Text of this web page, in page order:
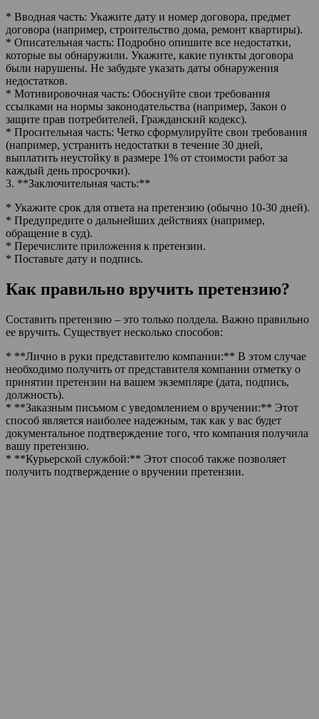
* Вводная часть: Укажите дату и номер договора, предмет
договора (например, строительство дома, ремонт квартиры).
* Описательная часть: Подробно опишите все недостатки,
которые вы обнаружили. Укажите, какие пункты договора
были нарушены. Не забудьте указать даты обнаружения
недостатков.
* Мотивировочная часть: Обоснуйте свои требования
ссылками на нормы законодательства (например, Закон о
защите прав потребителей, Гражданский кодекс).
* Просительная часть: Четко сформулируйте свои требования
(например, устранить недостатки в течение 30 дней,
выплатить неустойку в размере 1% от стоимости работ за
каждый день просрочки).
3. **Заключительная часть:**
* Укажите срок для ответа на претензию (обычно 10-30 дней).
* Предупредите о дальнейших действиях (например,
обращение в суд).
* Перечислите приложения к претензии.
* Поставьте дату и подпись.
Как правильно вручить претензию?
Составить претензию – это только полдела. Важно правильно
ее вручить. Существует несколько способов:
* **Лично в руки представителю компании:** В этом случае
необходимо получить от представителя компании отметку о
принятии претензии на вашем экземпляре (дата, подпись,
должность).
* **Заказным письмом с уведомлением о вручении:** Этот
способ является наиболее надежным, так как у вас будет
документальное подтверждение того, что компания получила
вашу претензию.
* **Курьерской службой:** Этот способ также позволяет
получить подтверждение о вручении претензии.